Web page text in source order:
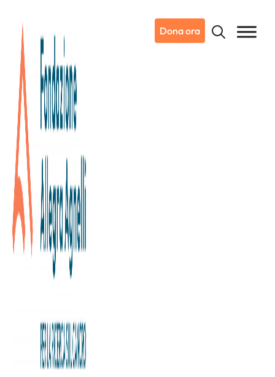
Dona ora
21/12/2023
Dicono di noi
“Live your life like a movie”, gli
amici di Alessandra Ricca al
Museo del Cinema per
sostenere la ricerca dell’Istituto
di Candiolo – IRCCS
“Live your life like a movie”, gli amici di Alessandra Ricca al
Museo del Cinema per sostenere la ricerca dell’Istituto di
Candiolo – IRCCS. L’evento, organizzato da AR Delegation